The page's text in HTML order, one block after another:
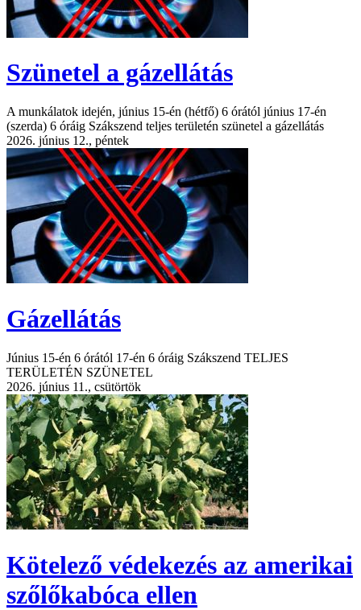
Szünetel a gázellátás
A munkálatok idején, június 15-én (hétfő) 6 órától június 17-én
(szerda) 6 óráig Szákszend teljes területén szünetel a gázellátás
2026. június 12., péntek
Gázellátás
Június 15-én 6 órától 17-én 6 óráig Szákszend TELJES
TERÜLETÉN SZÜNETEL
2026. június 11., csütörtök
Kötelező védekezés az amerikai
szőlőkabóca ellen